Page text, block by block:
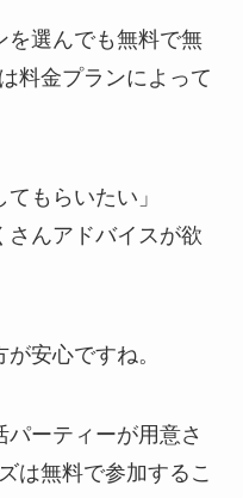
を選んでも無料で無
料金プランによって
もらいたい」
さんアドバイスが欲
安心ですね。
ーティーが用意さ
は無料で参加するこ